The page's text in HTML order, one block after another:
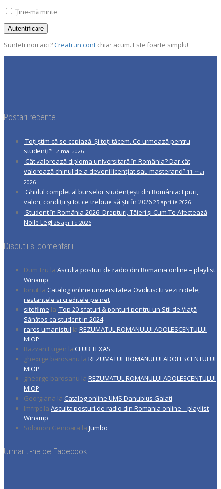
Ține-mă minte
Sunteti nou aici?Creati un cont chiar acum. Este foarte simplu!
Postari recente
Toți știm că se copiază. Și toți tăcem. Ce urmează pentru
studenți? 12 mai 2026
Cât valorează diploma universitară în România? Dar cât
valorează chinul de a deveni licențiat sau masterand? 11 mai
2026
Ghidul complet al burselor studențești din România: tipuri,
valori, condiții și tot ce trebuie să știi în 2026 25 aprilie 2026
Student în România 2026: Drepturi, Tăieri și Cum Te Afectează
Noile Legi 25 aprilie 2026
Discutii si comentarii
Dum Tru la Asculta posturi de radio din Romania online – playlist
Winamp
Ionut la Catalog online universitatea Ovidius: Iti vezi notele,
restantele si creditele pe net
sitefilme la Top 20 sfaturi & ponturi pentru un Stil de Viață
Sănătos ca student in 2024
rares umanistul la REZUMATUL ROMANULUI ADOLESCENTULUI
MIOP
Razvan Eugen la CLUB TEXAS
gheorge barosanu la REZUMATUL ROMANULUI ADOLESCENTULUI
MIOP
gheorge barosanu la REZUMATUL ROMANULUI ADOLESCENTULUI
MIOP
Georgiana la Catalog online UMS Danubius Galati
Imfrpc la Asculta posturi de radio din Romania online – playlist
Winamp
Solomon Genioara la Jumbo
Urmariti-ne pe Facebook